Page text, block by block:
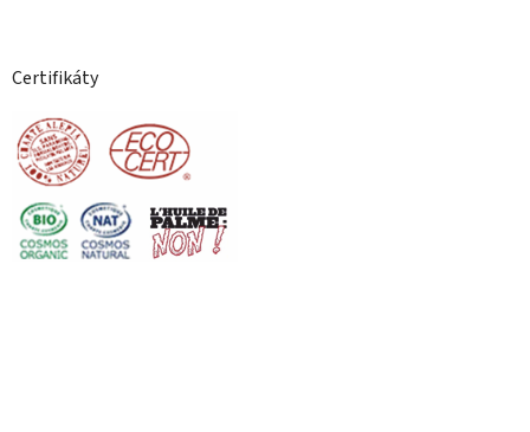
Certifikáty